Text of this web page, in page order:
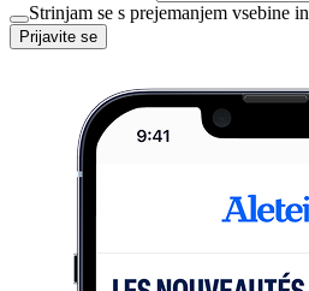
Strinjam se s prejemanjem vsebine in
Prijavite se